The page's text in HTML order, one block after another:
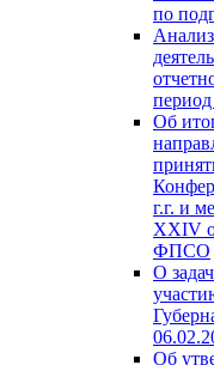
по
период
Об
г.г. и
XXIV
ФПСО
О
Об